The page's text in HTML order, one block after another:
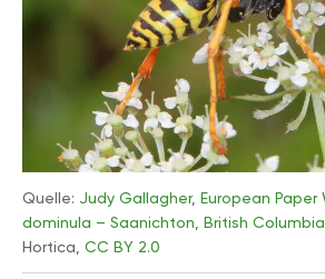
Quelle: Judy Gallagher, European Paper
dominula – Saanichton, British Columbia
Hortica, CC BY 2.0